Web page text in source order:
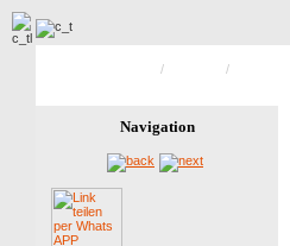
/ /
Navigation